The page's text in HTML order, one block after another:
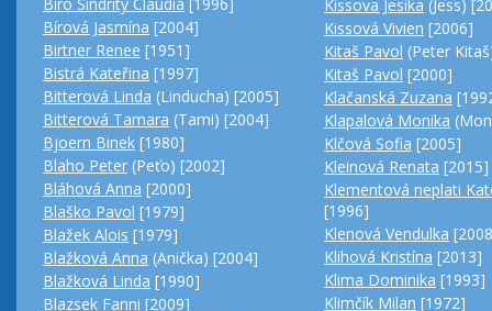
Biro Sindrity Claudia [1996]
Bírová Jasmína [2004]
Birtner Renee [1951]
Bistrá Kateřina [1997]
Bitterová Linda (Linducha) [2005]
Bitterová Tamara (Tami) [2004]
Bjoern Binek [1980]
Blaho Peter (Peťo) [2002]
Bláhová Anna [2000]
Blaško Pavol [1979]
Blažek Alois [1979]
Blažková Anna (Anička) [2004]
Blažková Linda [1990]
Blazsek Fanni [2009]
Kissova Jesika (Jess)
Kissová Vivien [2006]
Kitaš Pavol (Peter
Kitaš Pavol [2000]
Klačanská Zuzana
Klapalová Monika
Klčová Sofia [2005]
Kleinová Renata [2015]
Klementová neplati
[1996]
Klenová Vendulka
Klihová Kristína [2013]
Klima Dominika [1993]
Klimčík Milan [1972]